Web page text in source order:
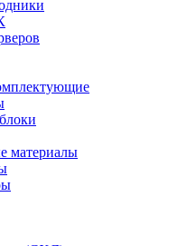
материалы